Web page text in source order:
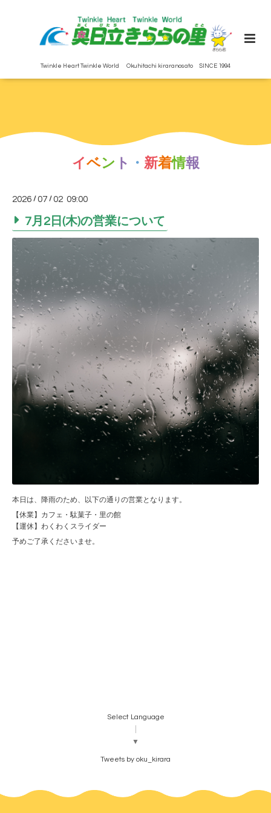
Twinkle Heart Twinkle World Okuhitachi kiraranosato SINCE 1994
イ ベン ト ・ 新着情報
2026 /07 /02 09:00
7月2日(木)の営業について
本日は、降雨のため、以下の通りの営業となります。
【休業】カフェ・駄菓子・里の館
【運休】わくわくスライダー
予めご了承くださいませ。
Select Language
▼
Tweets by oku_kirara